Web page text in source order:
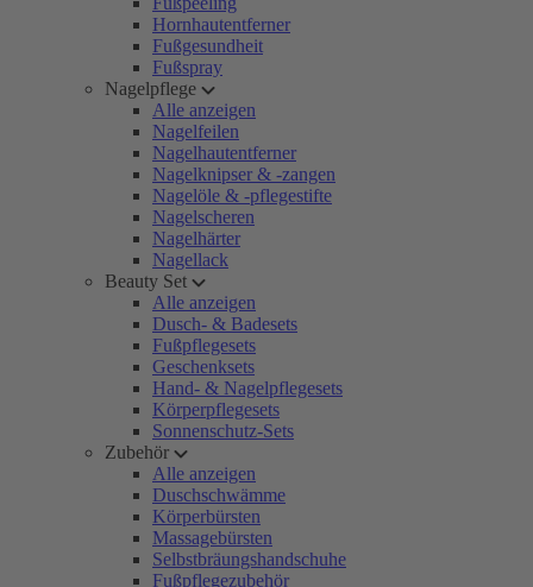
Hornhautentferner
Fußgesundheit
Fußspray
Nagelpflege
Alle anzeigen
Nagelfeilen
Nagelhautentferner
Nagelknipser & -zangen
Nagelöle & -pflegestifte
Nagelscheren
Nagelhärter
Nagellack
Beauty Set
Alle anzeigen
Dusch- & Badesets
Fußpflegesets
Geschenksets
Hand- & Nagelpflegesets
Körperpflegesets
Sonnenschutz-Sets
Zubehör
Alle anzeigen
Duschschwämme
Körperbürsten
Massagebürsten
Selbstbräungshandschuhe
Fußpflegezubehör